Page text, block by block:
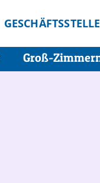
GESCHÄFTSSTELLE
Groß-